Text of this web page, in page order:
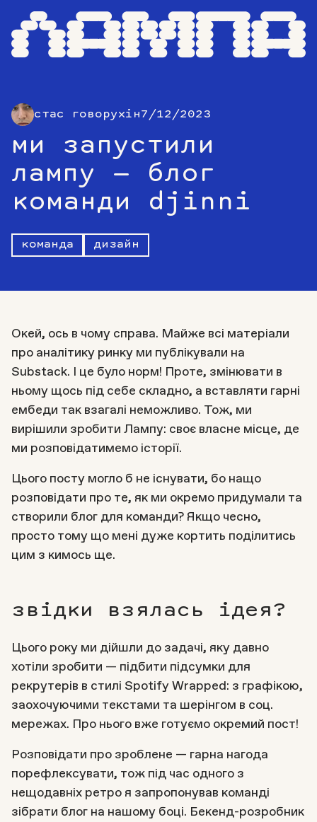
стас говорухін7/12/2023
ми запустили
лампу — блог
команди djinni
команда дизайн
Окей, ось в чому справа. Майже всі матеріали
про аналітику ринку ми публікували на
Substack. І це було норм! Проте, змінювати в
ньому щось під себе складно, а вставляти гарні
ембеди так взагалі неможливо. Тож, ми
вирішили зробити Лампу: своє власне місце, де
ми розповідатимемо історії.
Цього посту могло б не існувати, бо нащо
розповідати про те, як ми окремо придумали та
створили блог для команди? Якщо чесно,
просто тому що мені дуже кортить поділитись
цим з кимось ще.
звідки взялась ідея?
Цього року ми дійшли до задачі, яку давно
хотіли зробити — підбити підсумки для
рекрутерів в стилі Spotify Wrapped: з графікою,
заохочуючими текстами та шерінгом в соц.
мережах. Про нього вже готуємо окремий пост!
Розповідати про зроблене — гарна нагода
порефлексувати, тож під час одного з
нещодавніх ретро я запропонував команді
зібрати блог на нашому боці. Бекенд-розробник